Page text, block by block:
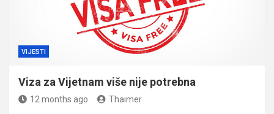
VIJESTI
Viza za Vijetnam više nije potrebna
12 months ago Thaimer